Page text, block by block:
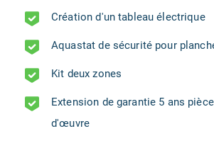
Création d'un tableau électrique
Aquastat de sécurité pour
Kit deux zones
Extension de garantie 5 ans
d'œuvre